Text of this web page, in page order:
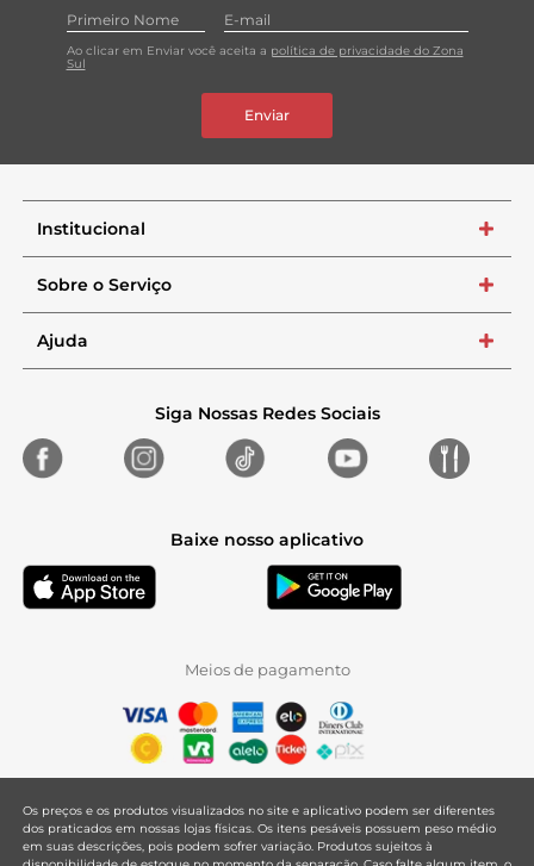
Ao clicar em Enviar você aceita a política de privacidade do Zona
Sul
Enviar
Institucional +
Sobre o Serviço +
Ajuda +
Siga Nossas Redes Sociais
Baixe nosso aplicativo
Meios de pagamento
Os preços e os produtos visualizados no site e aplicativo podem ser diferentes
dos praticados em nossas lojas físicas. Os itens pesáveis possuem peso médio
em suas descrições, pois podem sofrer variação. Produtos sujeitos à